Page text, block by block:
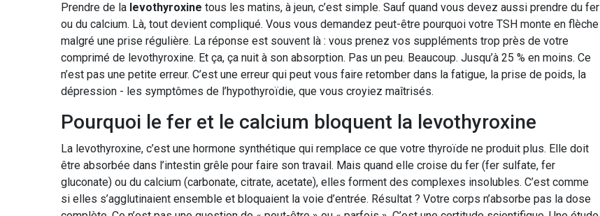
Prendre de la levothyroxine tous les matins, à jeun, c’est simple. Sauf quand vous devez aussi prendre du fer
ou du calcium. Là, tout devient compliqué. Vous vous demandez peut-être pourquoi votre TSH monte en flèche
malgré une prise régulière. La réponse est souvent là : vous prenez vos suppléments trop près de votre
comprimé de levothyroxine. Et ça, ça nuit à son absorption. Pas un peu. Beaucoup. Jusqu’à 25 % en moins. Ce
n’est pas une petite erreur. C’est une erreur qui peut vous faire retomber dans la fatigue, la prise de poids, la
dépression - les symptômes de l’hypothyroïdie, que vous croyiez maîtrisés.
Pourquoi le fer et le calcium bloquent la levothyroxine
La levothyroxine, c’est une hormone synthétique qui remplace ce que votre thyroïde ne produit plus. Elle doit
être absorbée dans l’intestin grêle pour faire son travail. Mais quand elle croise du fer (fer sulfate, fer
gluconate) ou du calcium (carbonate, citrate, acetate), elles forment des complexes insolubles. C’est comme
si elles s’agglutinaient ensemble et bloquaient la voie d’entrée. Résultat ? Votre corps n’absorbe pas la dose